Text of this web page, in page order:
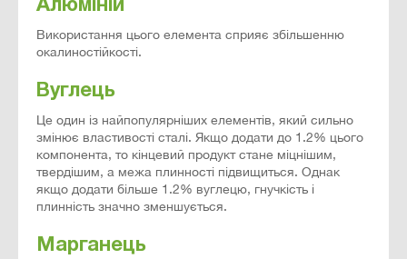
Алюміній
Використання цього елемента сприяє збільшенню
окалиностійкості.
Вуглець
Це один із найпопулярніших елементів, який сильно
змінює властивості сталі. Якщо додати до 1.2% цього
компонента, то кінцевий продукт стане міцнішим,
твердішим, а межа плинності підвищиться. Однак
якщо додати більше 1.2% вуглецю, гнучкість і
плинність значно зменшується.
Марганець